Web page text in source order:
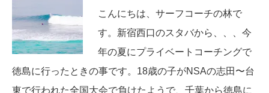
こんにちは、サーフコーチの林で
す。新宿西口のスタバから、、、今
年の夏にプライベートコーチングで
徳島に行ったときの事です。18歳の子がNSAの志田〜台
東で行われた全国大会で負けたようで、千葉から徳島に